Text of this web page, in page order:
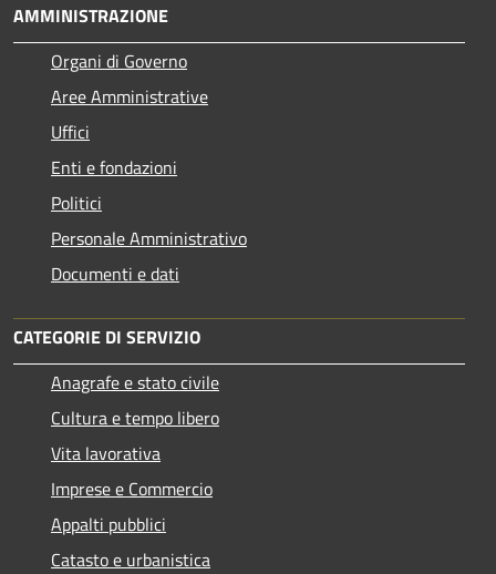
AMMINISTRAZIONE
Organi di Governo
Aree Amministrative
Uffici
Enti e fondazioni
Politici
Personale Amministrativo
Documenti e dati
CATEGORIE DI SERVIZIO
Anagrafe e stato civile
Cultura e tempo libero
Vita lavorativa
Imprese e Commercio
Appalti pubblici
Catasto e urbanistica